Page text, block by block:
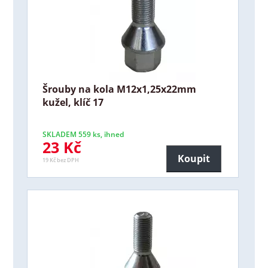
Šrouby na kola M12x1,25x22mm
kužel, klíč 17
SKLADEM 559 ks, ihned
23 Kč
19 Kč bez DPH Koupit